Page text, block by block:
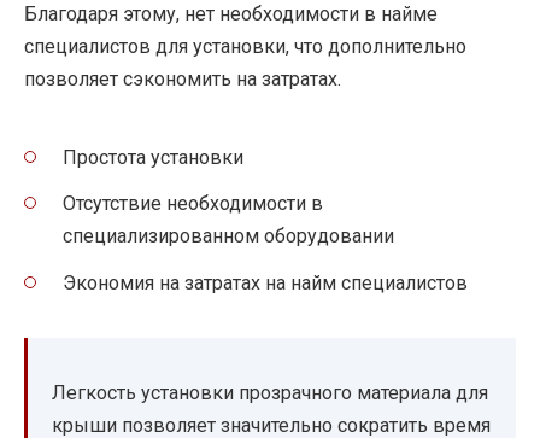
Благодаря этому, нет необходимости в найме
специалистов для установки, что дополнительно
позволяет сэкономить на затратах.
Простота установки
Отсутствие необходимости в
специализированном оборудовании
Экономия на затратах на найм специалистов
Легкость установки прозрачного материала для
крыши позволяет значительно сократить время